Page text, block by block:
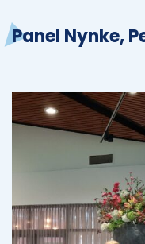
Panel Nynke,